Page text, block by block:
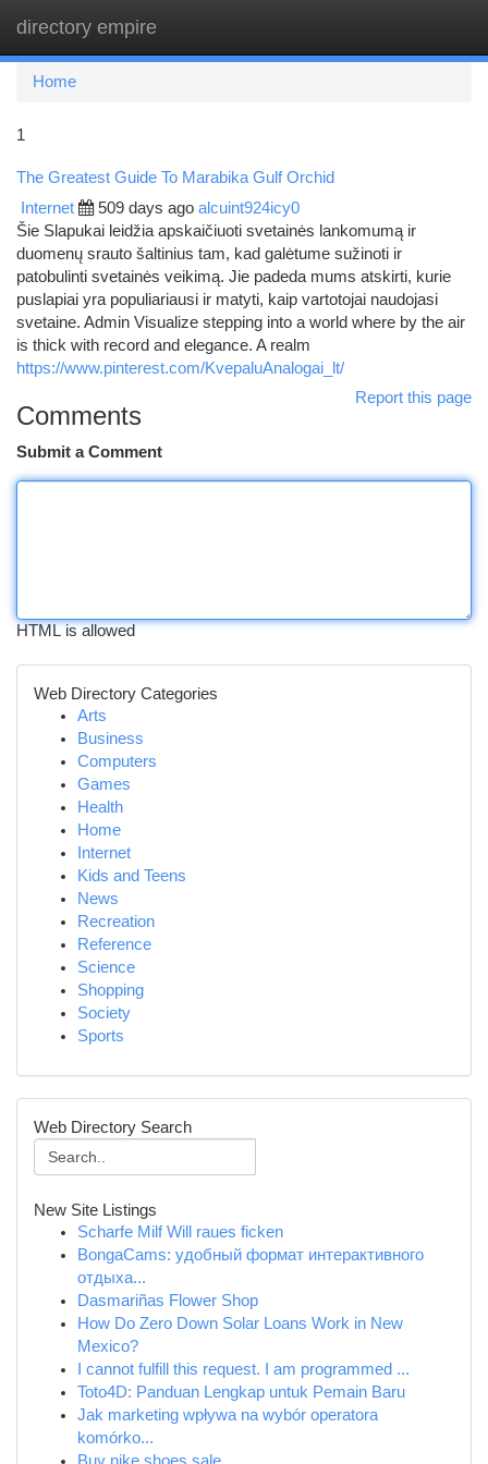
directory empire
Home
1
The Greatest Guide To Marabika Gulf Orchid
Internet 509 days ago alcuint924icy0
Šie Slapukai leidžia apskaičiuoti svetainės lankomumą ir
duomenų srauto šaltinius tam, kad galėtume sužinoti ir
patobulinti svetainės veikimą. Jie padeda mums atskirti, kurie
puslapiai yra populiariausi ir matyti, kaip vartotojai naudojasi
svetaine. Admin Visualize stepping into a world where by the air
is thick with record and elegance. A realm
https://www.pinterest.com/KvepaluAnalogai_lt/
Report this page
Comments
Submit a Comment
HTML is allowed
Web Directory Categories
Arts
Business
Computers
Games
Health
Home
Internet
Kids and Teens
News
Recreation
Reference
Science
Shopping
Society
Sports
Web Directory Search
New Site Listings
Scharfe Milf Will raues ficken
BongaCams: удобный формат интерактивного
отдыха...
Dasmariñas Flower Shop
How Do Zero Down Solar Loans Work in New
Mexico?
I cannot fulfill this request. I am programmed ...
Toto4D: Panduan Lengkap untuk Pemain Baru
Jak marketing wpływa na wybór operatora
komórko...